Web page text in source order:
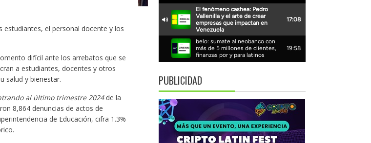
el personal docente y los
difícil ante los arrebatos que se
a estudiantes, docentes y otros
salud y bienestar.
al último trimestre 2024 de la
8,864 denuncias de actos de
de Educación, cifra 1.3%
PUBLICIDAD